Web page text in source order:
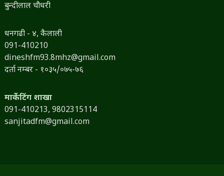
बुन्दीलाल चौधरी
धनगढी - ४, कैलाली
091-410210
dineshfm93.8mhz@gmail.com
दर्ता नम्बर - १०३५/०७५-७६
मार्केटिंग शाखा
091-410213, 9802315114
sanjitadfm@gmail.com